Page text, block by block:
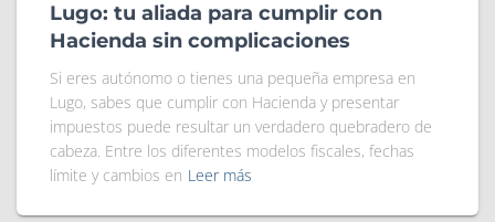
Lugo: tu aliada para cumplir con
Hacienda sin complicaciones
Si eres autónomo o tienes una pequeña empresa en
Lugo, sabes que cumplir con Hacienda y presentar
impuestos puede resultar un verdadero quebradero de
cabeza. Entre los diferentes modelos fiscales, fechas
límite y cambios en Leer más